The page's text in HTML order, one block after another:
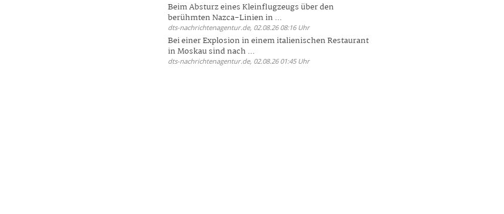
Beim Absturz eines Kleinflugzeugs über den
berühmten Nazca-Linien in ...
dts-nachrichtenagentur.de, 02.08.26 08:16 Uhr
Bei einer Explosion in einem italienischen Restaurant
in Moskau sind nach ...
dts-nachrichtenagentur.de, 02.08.26 01:45 Uhr